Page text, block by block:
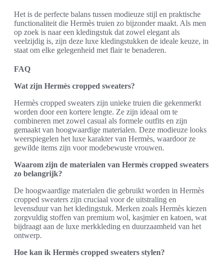
Het is de perfecte balans tussen modieuze stijl en praktische
functionaliteit die Hermès truien zo bijzonder maakt. Als men
op zoek is naar een kledingstuk dat zowel elegant als
veelzijdig is, zijn deze luxe kledingstukken de ideale keuze, in
staat om elke gelegenheid met flair te benaderen.
FAQ
Wat zijn Hermès cropped sweaters?
Hermès cropped sweaters zijn unieke truien die gekenmerkt
worden door een kortere lengte. Ze zijn ideaal om te
combineren met zowel casual als formele outfits en zijn
gemaakt van hoogwaardige materialen. Deze modieuze looks
weerspiegelen het luxe karakter van Hermès, waardoor ze
gewilde items zijn voor modebewuste vrouwen.
Waarom zijn de materialen van Hermès cropped sweaters
zo belangrijk?
De hoogwaardige materialen die gebruikt worden in Hermès
cropped sweaters zijn cruciaal voor de uitstraling en
levensduur van het kledingstuk. Merken zoals Hermès kiezen
zorgvuldig stoffen van premium wol, kasjmier en katoen, wat
bijdraagt aan de luxe merkkleding en duurzaamheid van het
ontwerp.
Hoe kan ik Hermès cropped sweaters stylen?